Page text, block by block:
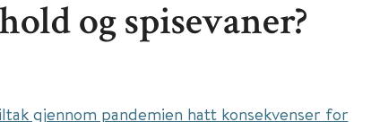
og spisevaner?
gjennom pandemien hatt konsekvenser for